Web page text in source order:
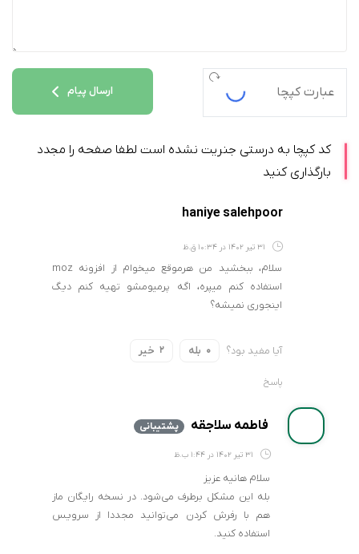
ارسال پیام
کد کپچا به درستی جنریت نشده است لطفا صفحه را مجدد
بارگذاری کنید
haniye salehpoor
31 تیر 1402 در 10:34 ق.ظ
سلام، ببخشید من هرموقع میخوام از افزونه moz
استفاده کنم میپره، اگه پرمیومشو تهیه کنم دیگ
اینجوری نمیشه؟
آیا مفید بود؟ 0 بله 2 خیر
پاسخ
فاطمه سلاجقه پشتیبانی
31 تیر 1402 در 1:44 ب.ظ
سلام هانیه عزیز
بله این مشکل برطرف می‌شود. در نسخه رایگان ماز
هم با رفرش کردن می‌توانید مجددا از سرویس
استفاده کنید.